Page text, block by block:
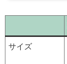
サイズ